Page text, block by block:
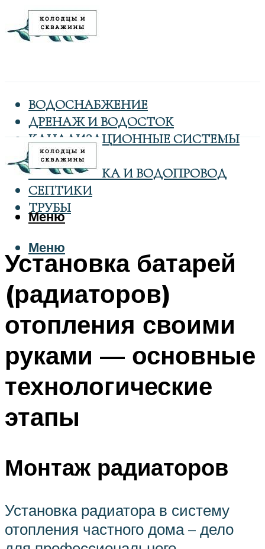
ВОДОСНАБЖЕНИЕ
ДРЕНАЖ И ВОДОСТОК
КАНАЛИЗАЦИОННЫЕ СИСТЕМЫ
КОЛОДЦЫ
САНТЕХНИКА И ВОДОПРОВОД
СЕПТИКИ
ТРУБЫ
Меню
Меню
Установка батарей
(радиаторов)
отопления своими
руками — основные
технологические
этапы
Монтаж радиаторов
Установка радиатора в систему
отопления частного дома – дело